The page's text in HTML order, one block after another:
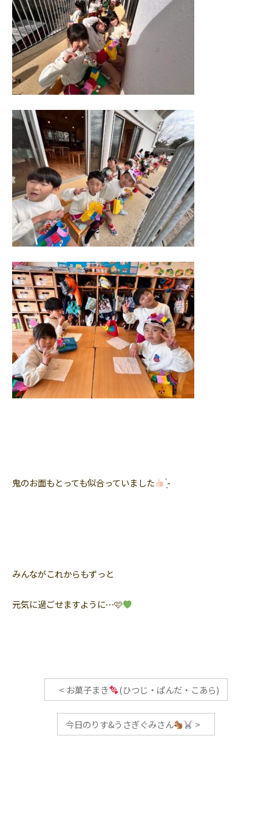
鬼のお面もとっても似合っていました ̖́-︎
みんながこれからもずっと
元気に過ごせますように⋯🩷
< お菓子まき (ひつじ・ぱんだ・こあら)
今日のりす&うさぎぐみさん >